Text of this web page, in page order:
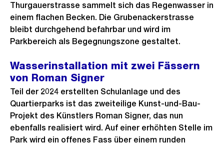
Thurgauerstrasse sammelt sich das Regenwasser in
einem flachen Becken. Die Grubenackerstrasse
bleibt durchgehend befahrbar und wird im
Parkbereich als Begegnungszone gestaltet.
Wasserinstallation mit zwei Fässern
von Roman Signer
Teil der 2024 erstellten Schulanlage und des
Quartierparks ist das zweiteilige Kunst-und-Bau-
Projekt des Künstlers Roman Signer, das nun
ebenfalls realisiert wird. Auf einer erhöhten Stelle im
Park wird ein offenes Fass über einem runden